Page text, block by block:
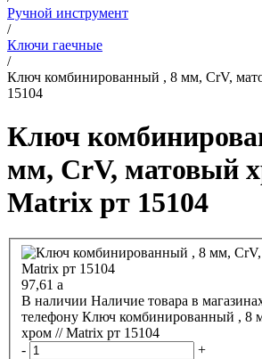
Ручной инструмент
/
Ключи гаечные
/
Ключ комбинированный , 8 мм, CrV,
15104
Ключ
мм, CrV, матовый
Matrix рт 15104
97,61 a
В наличии Наличие товара в
телефону Ключ комбинированный , 8
хром // Matrix рт 15104
-
+